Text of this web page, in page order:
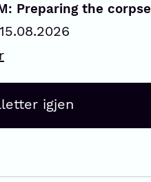
Preparing the corpse
igjen